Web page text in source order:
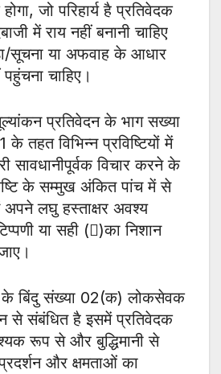
जो परिहार्य है प्रतिवेदक
में राय नहीं बनानी चाहिए
सूचना या अफवाह के आधार
पहुंचना चाहिए।
प्रतिवेदन के भाग सख्या
तहत विभिन्न प्रविष्टियों में
सावधानीपूर्वक विचार करने के
के सम्मुख अंकित पांच में से
लघु हस्ताक्षर अवश्य
या सही ()का निशान
के बिंदु संख्या 02(क) लोकसेवक
से संबंधित है इसमें प्रतिवेदक
रूप से और बुद्धिमानी से
और क्षमताओं का